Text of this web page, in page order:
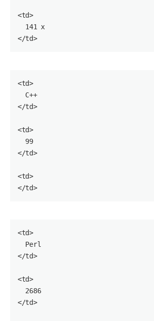
<td>
141 x
</td >
<td>
  C++
</td>
<td>
99
</td>
<td>
</td >
<td>
  Perl
</td>
<td>
2686
</td>